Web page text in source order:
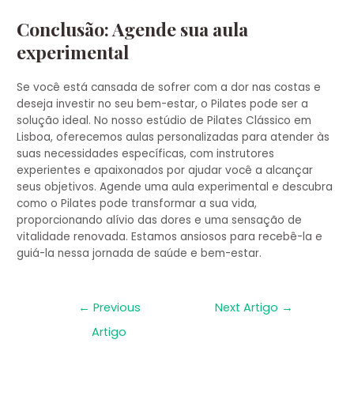
Conclusão: Agende sua aula
experimental
Se você está cansada de sofrer com a dor nas costas e
deseja investir no seu bem-estar, o Pilates pode ser a
solução ideal. No nosso estúdio de Pilates Clássico em
Lisboa, oferecemos aulas personalizadas para atender às
suas necessidades específicas, com instrutores
experientes e apaixonados por ajudar você a alcançar
seus objetivos. Agende uma aula experimental e descubra
como o Pilates pode transformar a sua vida,
proporcionando alívio das dores e uma sensação de
vitalidade renovada. Estamos ansiosos para recebê-la e
guiá-la nessa jornada de saúde e bem-estar.
← Previous
Artigo
Next Artigo →